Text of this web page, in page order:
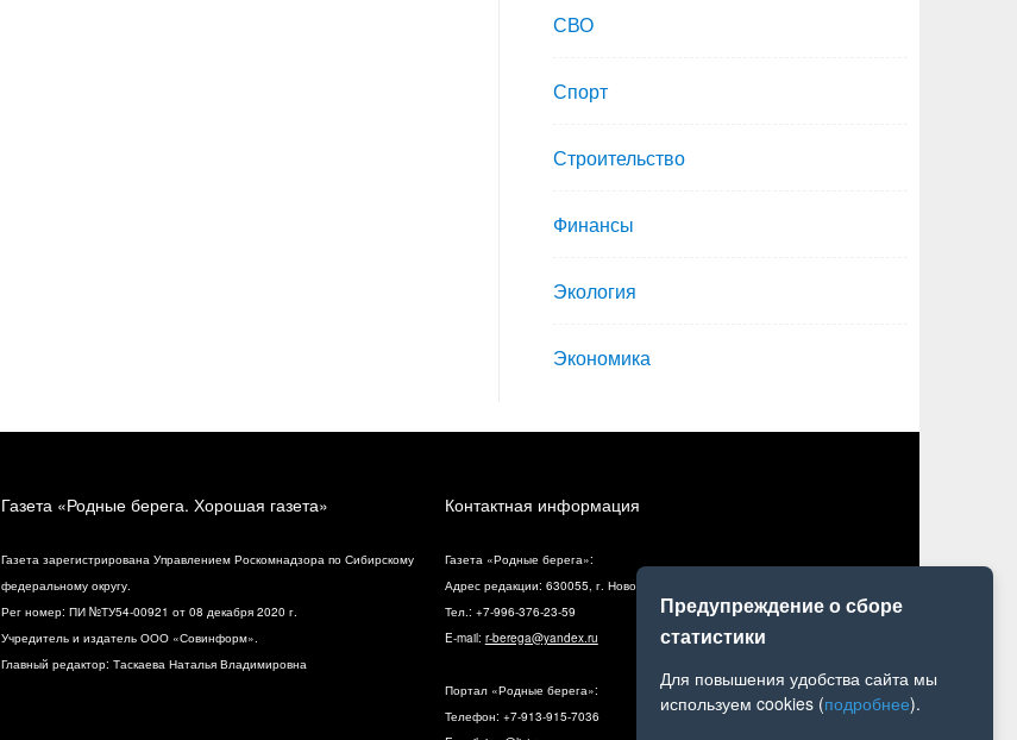
СВО
Спорт
Строительство
Финансы
Экология
Экономика
Газета «Родные берега. Хорошая газета»
Газета зарегистрирована Управлением Роскомнадзора по Сибирскому
федеральному округу.
Рег номер: ПИ №ТУ54-00921 от 08 декабря 2020 г.
Учредитель и издатель ООО «Совинформ».
Главный редактор: Таскаева Наталья Владимировна
Контактная информация
Газета «Родные берега»:
Адрес редакции: 630055, г. Новосибирск, ул. Разъездная, 10, оф. 5
Тел.: +7-996-376-23-59
E-mail: r-berega@yandex.ru
Портал «Родные берега»:
Телефон: +7-913-915-7036
Предупреждение о сборе
статистики
Для повышения удобства сайта мы
используем cookies (подробнее).